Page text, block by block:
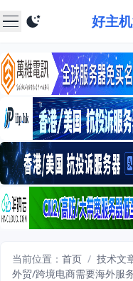
好主
当前位置： 首页 / 技术文
外贸/跨境电商需要海外服